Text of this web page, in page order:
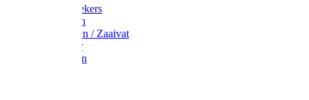
Graskantstekers
Verticuteren
Strooiwagen / Zaaivat
Grasmaaier
Grasscharen